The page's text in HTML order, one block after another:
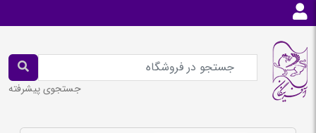
جستجوی پیشرفته